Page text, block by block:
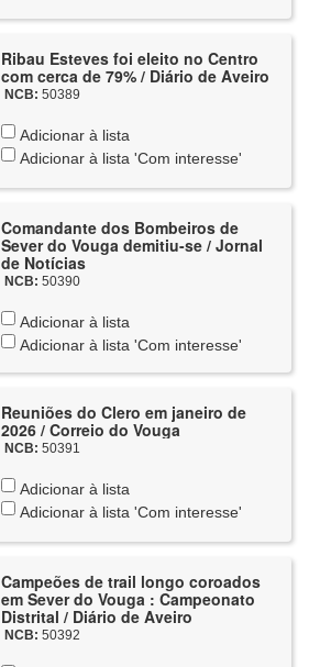
Ribau Esteves foi eleito no Centro
com cerca de 79% / Diário de Aveiro
NCB: 50389
Adicionar à lista
Adicionar à lista 'Com interesse'
Comandante dos Bombeiros de
Sever do Vouga demitiu-se / Jornal
de Notícias
NCB: 50390
Adicionar à lista
Adicionar à lista 'Com interesse'
Reuniões do Clero em janeiro de
2026 / Correio do Vouga
NCB: 50391
Adicionar à lista
Adicionar à lista 'Com interesse'
Campeões de trail longo coroados
em Sever do Vouga : Campeonato
Distrital / Diário de Aveiro
NCB: 50392